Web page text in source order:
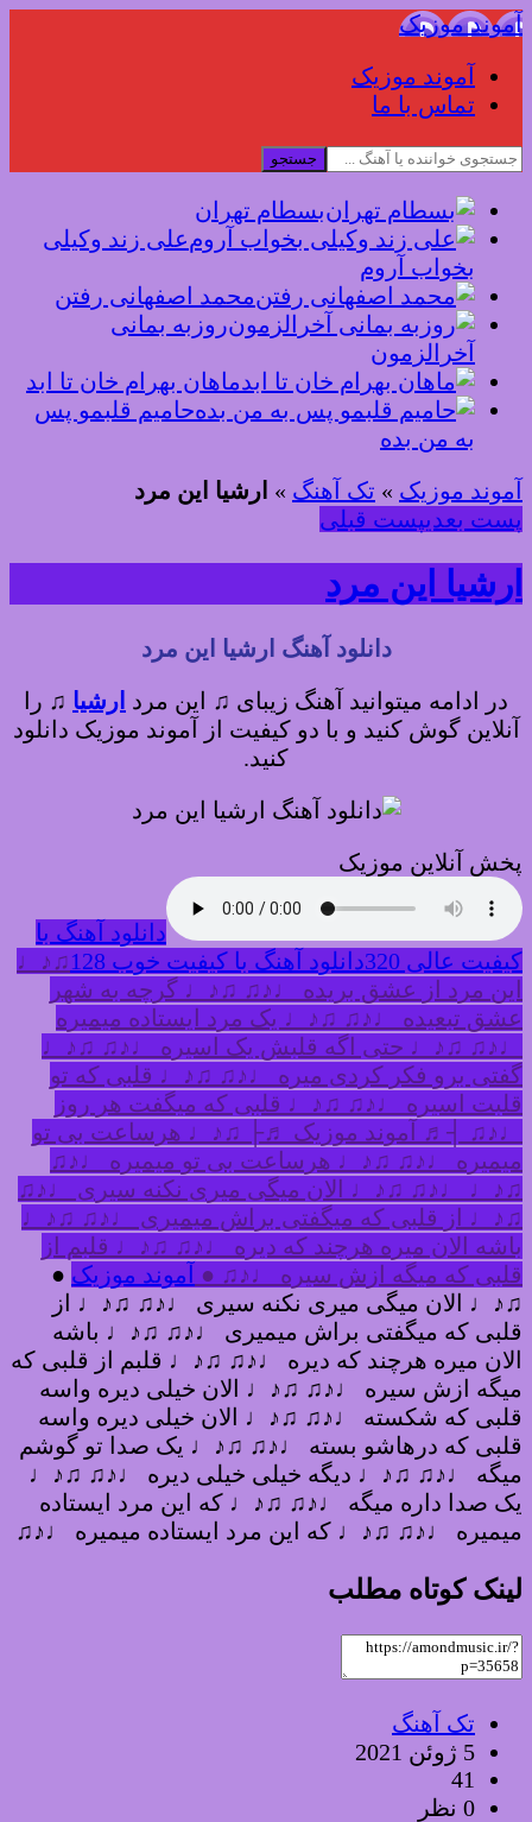
آموند موزیک
آموند موزیک
تماس با ما
جستجو
بسطام تهران
علی زند وکیلی
بخواب آروم
محمد اصفهانی رفتن
روزبه بمانی
آخرالزمون
ماهان بهرام خان تا ابد
حامیم قلبمو پس
به من بده
آموند موزیک » تک آهنگ » ارشیا این مرد
پست بعدیپست قبلی
ارشیا این مرد
دانلود آهنگ ارشیا این مرد
در ادامه میتوانید آهنگ زیبای ♫ این مرد ارشیا ♫ را
آنلاین گوش کنید و با دو کیفیت از آموند موزیک دانلود
کنید.
پخش آنلاین موزیک
دانلود آهنگ با
کیفیت عالی 320
دانلود آهنگ با کیفیت خوب 128
♫♪♩
این مرد از عشق بریده ♩♪♫ ♫♪♩ گرچه به شهر
عشق تبعیده ♩♪♫ ♫♪♩ یک مرد ایستاده میمیره
♩♪♫ ♫♪♩ حتی اگه قلبش یک اسیره ♩♪♫ ♫♪♩
گفتی برو فکر کردی میره ♩♪♫ ♫♪♩ قلبی که تو
قلبت اسیره ♩♪♫ ♫♪♩ قلبی که میگفت هر روز
♩♪♫ ┤♬ آموند موزیک ♬├ ♫♪♩ هرساعت بی تو
میمیره ♩♪♫ ♫♪♩ هرساعت بی تو میمیره ♩♪♫
♫♪♩ ♩♪♫ ♫♪♩ الان میگی میری نکنه سیری ♩♪♫
♫♪♩ از قلبی که میگفتی براش میمیری ♩♪♫ ♫♪♩
باشه الان میره هرچند که دیره ♩♪♫ ♫♪♩ قلبم از
قلبی که میگه ازش سیره ♩♪♫ ●
آموند موزیک ●
♫♪♩ الان میگی میری نکنه سیری ♩♪♫ ♫♪♩ از
قلبی که میگفتی براش میمیری ♩♪♫ ♫♪♩ باشه
الان میره هرچند که دیره ♩♪♫ ♫♪♩ قلبم از قلبی که
میگه ازش سیره ♩♪♫ ♫♪♩ الان خیلی دیره واسه
قلبی که شکسته ♩♪♫ ♫♪♩ الان خیلی دیره واسه
قلبی که درهاشو بسته ♩♪♫ ♫♪♩ یک صدا تو گوشم
میگه ♩♪♫ ♫♪♩ دیگه خیلی خیلی دیره ♩♪♫ ♫♪♩
یک صدا داره میگه ♩♪♫ ♫♪♩ که این مرد ایستاده
میمیره ♩♪♫ ♫♪♩ که این مرد ایستاده میمیره ♩♪♫
لینک کوتاه مطلب
تک آهنگ
5 ژوئن 2021
41
0 نظر